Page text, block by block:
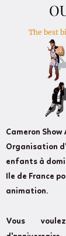
The best
Cameron
Organisation
enfants à
Ile de France
animation.
Vous